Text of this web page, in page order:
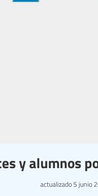
y alumnos
actualizado 5 junio